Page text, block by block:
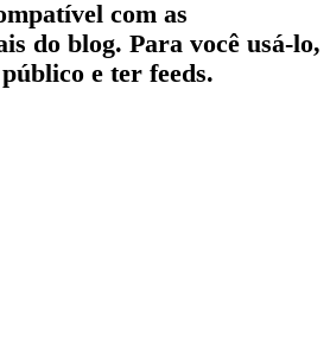
com as
do blog. Para você usá-lo,
e ter feeds.